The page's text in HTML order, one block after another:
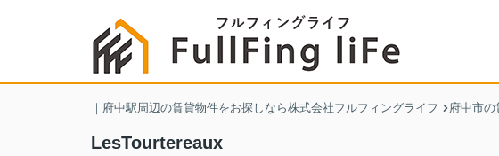
｜府中駅周辺の賃貸物件をお探しなら株式会社フルフィングライフ 府中市の
LesTourtereaux